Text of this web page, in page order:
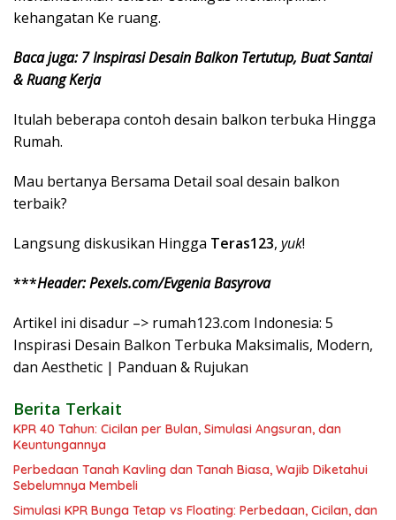
kehangatan Ke ruang.
Baca juga: 7 Inspirasi Desain Balkon Tertutup, Buat Santai
& Ruang Kerja
Itulah beberapa contoh desain balkon terbuka Hingga
Rumah.
Mau bertanya Bersama Detail soal desain balkon
terbaik?
Langsung diskusikan Hingga Teras123, yuk!
***Header: Pexels.com/Evgenia Basyrova
Artikel ini disadur –> rumah123.com Indonesia: 5
Inspirasi Desain Balkon Terbuka Maksimalis, Modern,
dan Aesthetic | Panduan & Rujukan
Berita Terkait
KPR 40 Tahun: Cicilan per Bulan, Simulasi Angsuran, dan
Keuntungannya
Perbedaan Tanah Kavling dan Tanah Biasa, Wajib Diketahui
Sebelumnya Membeli
Simulasi KPR Bunga Tetap vs Floating: Perbedaan, Cicilan, dan